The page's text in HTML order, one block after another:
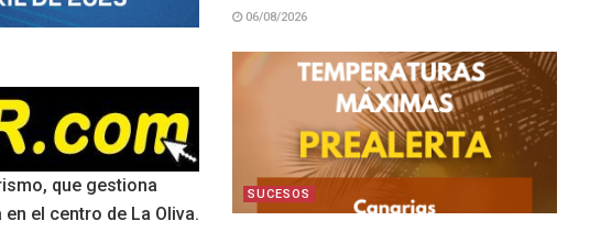
que gestiona
el centro de La Oliva.
06/08/2026
SUCESOS